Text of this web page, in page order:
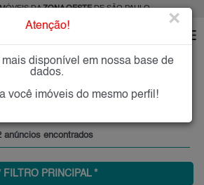
DAZONA OESTEDE SÃO PAULO
OSASCO
no Jaguaribe, Osasco, SP
Oeste
anúncios encontrados
FILTRO PRINCIPAL *
Atenção! ×
mais disponível em nossa base de
dados.
você imóveis do mesmo perfil!